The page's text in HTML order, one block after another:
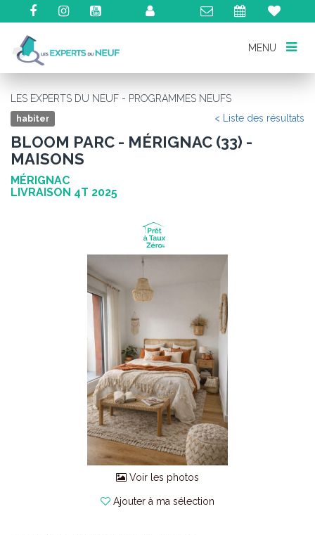
MENU
MENU
LES EXPERTS DU NEUF - PROGRAMMES NEUFS
habiter < Liste des résultats
BLOOM PARC - MÉRIGNAC (33) -
MAISONS
MÉRIGNAC
LIVRAISON 4T 2025
Voir les photos
Ajouter à ma sélection